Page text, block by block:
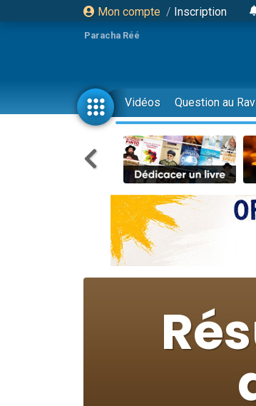
Mon compte / Inscription
Paracha Réé
Vidéos Question au Rav